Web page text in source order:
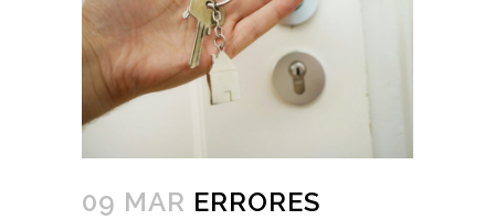
09 MAR ERRORES